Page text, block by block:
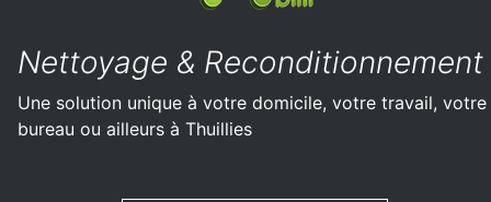
Nettoyage & Reconditionnement
Une solution unique à votre domicile, votre travail, votre
bureau ou ailleurs à Thuillies